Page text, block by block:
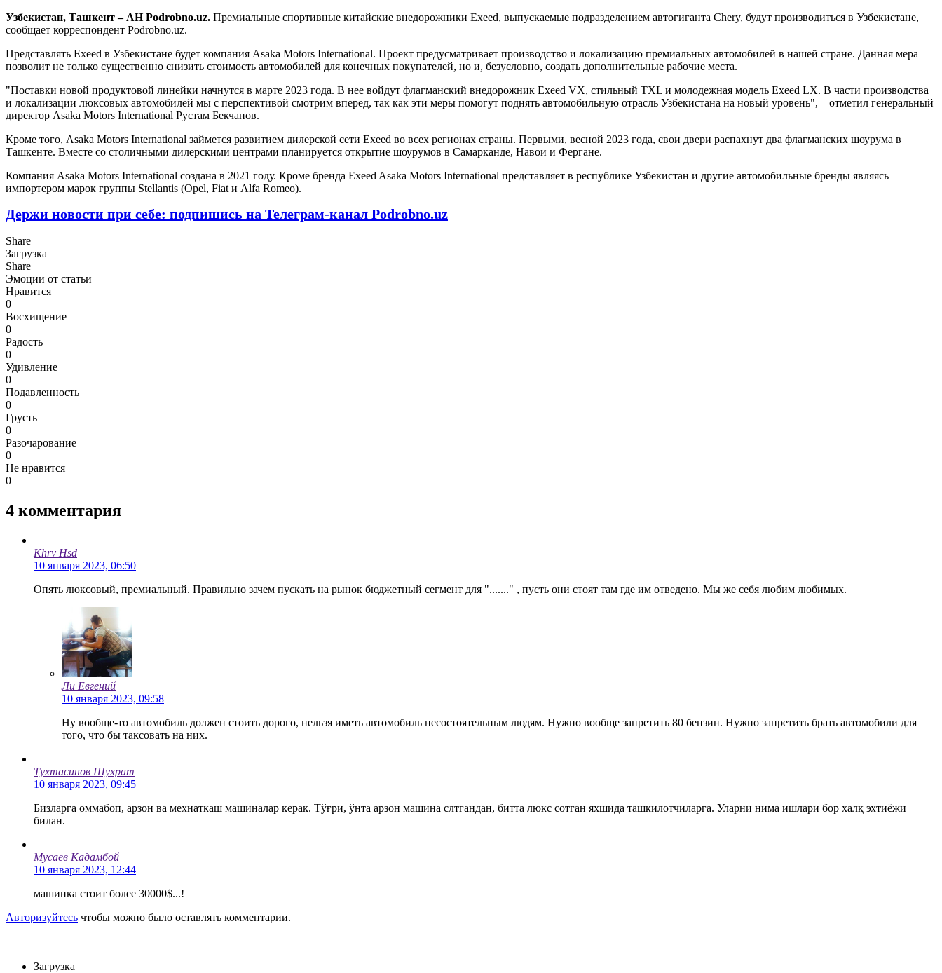
Узбекистан, Ташкент – АН Podrobno.uz. Премиальные спортивные китайские внедорожники Exeed, выпускаемые подразделением автогиганта Chery, будут производиться в Узбекистане,
сообщает корреспондент Podrobno.uz.
Представлять Exeed в Узбекистане будет компания Asaka Motors International. Проект предусматривает производство и локализацию премиальных автомобилей в нашей стране. Данная мера
позволит не только существенно снизить стоимость автомобилей для конечных покупателей, но и, безусловно, создать дополнительные рабочие места.
"Поставки новой продуктовой линейки начнутся в марте 2023 года. В нее войдут флагманский внедорожник Exeed VX, стильный TXL и молодежная модель Exeed LX. В части производства
и локализации люксовых автомобилей мы с перспективой смотрим вперед, так как эти меры помогут поднять автомобильную отрасль Узбекистана на новый уровень", – отметил генеральный
директор Asaka Motors International Рустам Бекчанов.
Кроме того, Asaka Motors International займется развитием дилерской сети Exeed во всех регионах страны. Первыми, весной 2023 года, свои двери распахнут два флагманских шоурума в
Ташкенте. Вместе со столичными дилерскими центрами планируется открытие шоурумов в Самарканде, Навои и Фергане.
Компания Asaka Motors International создана в 2021 году. Кроме бренда Exeed Asaka Motors International представляет в республике Узбекистан и другие автомобильные бренды являясь
импортером марок группы Stellantis (Opel, Fiat и Alfa Romeo).
Держи новости при себе: подпишись на Телеграм-канал Podrobno.uz
Share
Загрузка
Share
Эмоции от статьи
Нравится
0
Восхищение
0
Радость
0
Удивление
0
Подавленность
0
Грусть
0
Разочарование
0
Не нравится
0
4 комментария
Khrv Hsd
10 января 2023, 06:50
Опять люксовый, премиальный. Правильно зачем пускать на рынок бюджетный сегмент для "......." , пусть они стоят там где им отведено. Мы же себя любим любимых.
Ли Евгений
10 января 2023, 09:58
Ну вообще-то автомобиль должен стоить дорого, нельзя иметь автомобиль несостоятельным людям. Нужно вообще запретить 80 бензин. Нужно запретить брать автомобили для
того, что бы таксовать на них.
Тухтасинов Шухрат
10 января 2023, 09:45
Бизларга оммабоп, арзон ва мехнаткаш машиналар керак. Тўғри, ўнта арзон машина слтгандан, битта люкс сотган яхшида ташкилотчиларга. Уларни нима ишлари бор халқ эхтиёжи
билан.
Мусаев Кадамбой
10 января 2023, 12:44
машинка стоит более 30000$...!
Авторизуйтесь чтобы можно было оставлять комментарии.
Загрузка